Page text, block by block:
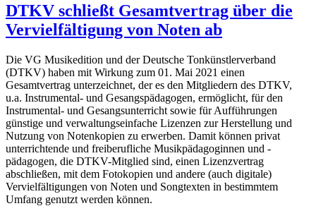
DTKV schließt Gesamtvertrag über die
Vervielfältigung von Noten ab
Die VG Musikedition und der Deutsche Tonkünstlerverband
(DTKV) haben mit Wirkung zum 01. Mai 2021 einen
Gesamtvertrag unterzeichnet, der es den Mitgliedern des DTKV,
u.a. Instrumental- und Gesangspädagogen, ermöglicht, für den
Instrumental- und Gesangsunterricht sowie für Aufführungen
günstige und verwaltungseinfache Lizenzen zur Herstellung und
Nutzung von Notenkopien zu erwerben. Damit können privat
unterrichtende und freiberufliche Musikpädagoginnen und -
pädagogen, die DTKV-Mitglied sind, einen Lizenzvertrag
abschließen, mit dem Fotokopien und andere (auch digitale)
Vervielfältigungen von Noten und Songtexten in bestimmtem
Umfang genutzt werden können.